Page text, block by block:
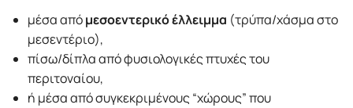
μέσα απόμεσοεντερικό έλλειμμα (τρύπα/χάσμα στο
μεσεντέριο),
πίσω/δίπλα από φυσιολογικές πτυχές του
περιτοναίου,
ή μέσα από συγκεκριμένους “χώρους” που